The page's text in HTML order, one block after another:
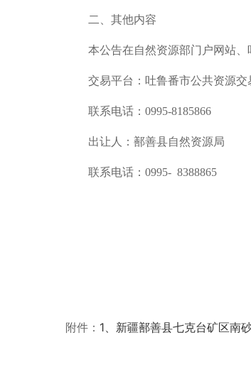
二、其他内容
本公告在自然资源部门户网站、
交易平台： 吐鲁番市公共资源交
联系电话： 0995-8185866
出让人： 鄯善县自然资源局
联系电话： 0995- 8388865
附件： 1、新疆鄯善县七克台矿区南